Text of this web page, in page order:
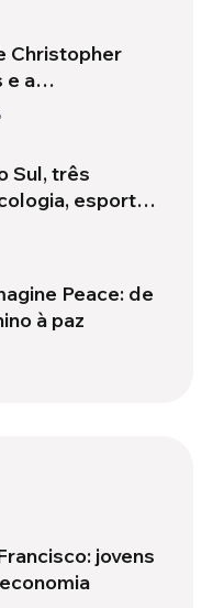
Christopher
e a
um novo
Sul, três
esporte
Peace: de
à paz
jovens